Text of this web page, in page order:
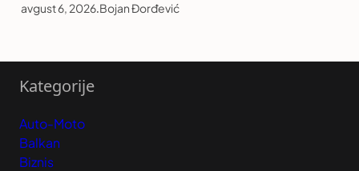
avgust 6, 2026.Bojan Đorđević
Kategorije
Auto-Moto
Balkan
Biznis